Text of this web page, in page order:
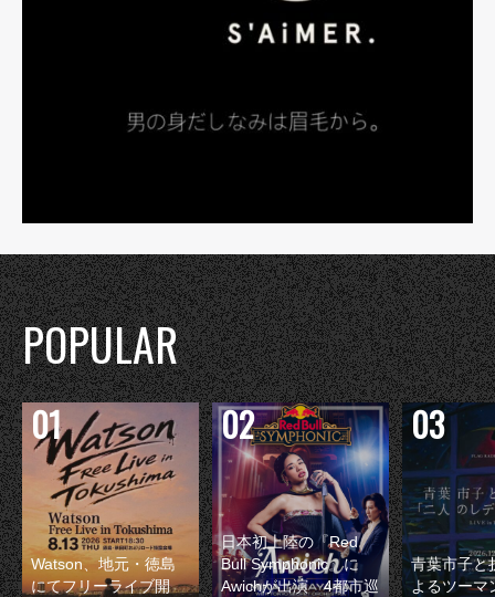
POPULAR
Watson、地元・徳島
にてフリーライブ開
日本初上陸の『Red
Bull Symphonic』に
Awichが出演 4都市巡
青葉市子と
よるツーマ